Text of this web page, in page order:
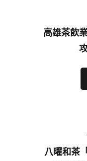
高雄茶飲
八曜和茶